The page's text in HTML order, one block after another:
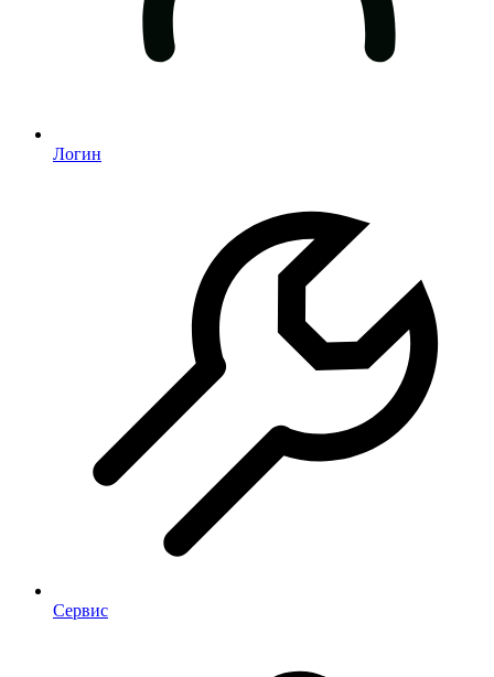
Логин
Сервис